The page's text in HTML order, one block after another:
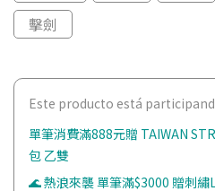
擊劍
Este producto está
單筆消費滿888元贈 TAIWAN
包 乙雙
🌊 熱浪來襲 單筆滿$3000 贈刺繡